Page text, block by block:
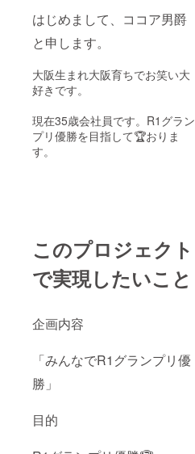
はじめまして、ココア男爵
と申します。
大阪生まれ大阪育ちでお笑い大
好きです。
現在35歳会社員です。R1グラン
プリ優勝を目指して🏆おりま
す。
このプロジェクト
で実現したいこと
企画内容
「みんなでR1グランプリ優
勝」
目的